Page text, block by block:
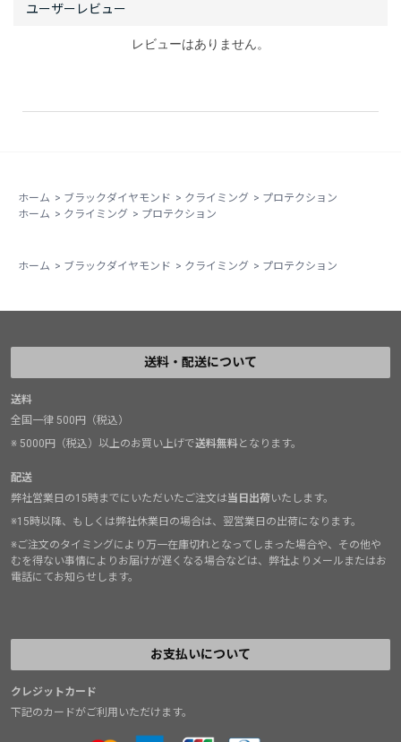
レビューはありません。
ホーム > ブラックダイヤモンド > クライミング > プロテクション
ホーム > クライミング > プロテクション
ホーム > ブラックダイヤモンド > クライミング > プロテクション
送料・配送について
送料
全国一律 500円（税込）
※ 5000円（税込）以上のお買い上げで送料無料となります。
配送
弊社営業日の15時までにいただいたご注文は当日出荷いたします。
※15時以降、もしくは弊社休業日の場合は、翌営業日の出荷になります。
※ご注文のタイミングにより万一在庫切れとなってしまった場合や、その他や
むを得ない事情によりお届けが遅くなる場合などは、弊社よりメールまたはお
電話にてお知らせします。
お支払いについて
クレジットカード
下記のカードがご利用いただけます。